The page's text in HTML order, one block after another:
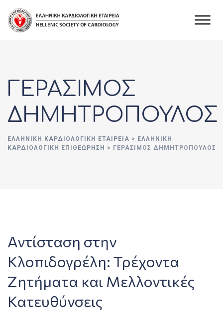
content
ΓΕΡΑΣΙΜΟΣ
ΔΗΜΗΤΡΟΠΟΥΛΟΣ
ΕΛΛΗΝΙΚΉ ΚΑΡΔΙΟΛΟΓΙΚΉ ΕΤΑΙΡΕΊΑ > ΕΛΛΗΝΙΚΗ
ΚΑΡΔΙΟΛΟΓΙΚΗ ΕΠΙΘΕΩΡΗΣΗ > ΓΕΡΑΣΙΜΟΣ ΔΗΜΗΤΡΟΠΟΥΛΟΣ
Αντίσταση στην
Κλοπιδογρέλη: Τρέχοντα
Ζητήματα και Μελλοντικές
Κατευθύνσεις